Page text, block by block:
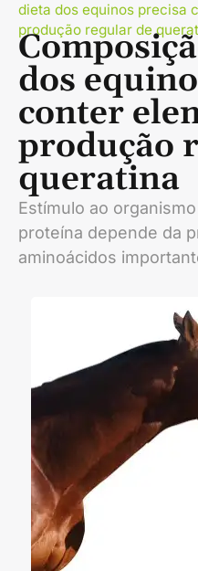
dieta dos equinos precisa
produção regular de
dos
conter
produção
queratina
Estímulo ao
proteína depende da
aminoácidos